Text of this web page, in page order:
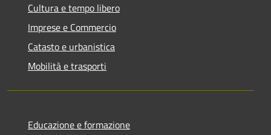
Cultura e tempo libero
Imprese e Commercio
Catasto e urbanistica
Mobilità e trasporti
Educazione e formazione